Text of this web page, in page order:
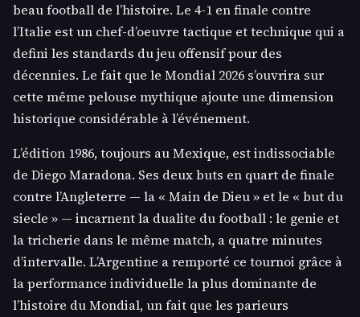
beau football de l’histoire. Le 4-1 en finale contre
l’Italie est un chef-d’oeuvre tactique et technique qui a
defini les standards du jeu offensif pour des
décennies. Le fait que le Mondial 2026 s’ouvrira sur
cette même pelouse mythique ajoute une dimension
historique considérable à l’événement.
L’édition 1986, toujours au Mexique, est indissociable
de Diego Maradona. Ses deux buts en quart de finale
contre l’Angleterre — la « Main de Dieu » et le « but du
siecle » — incarnent la dualite du football : le genie et
la tricherie dans le même match, a quatre minutes
d’intervalle. L’Argentine a remporté ce tournoi grâce à
la performance individuelle la plus dominante de
l’histoire du Mondial, un fait que les parieurs